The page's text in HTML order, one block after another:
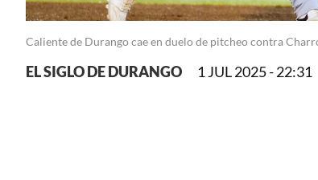
Caliente de Durango cae en duelo de pitcheo contra
EL SIGLO DE DURANGO 1 JUL 2025 - 22:31